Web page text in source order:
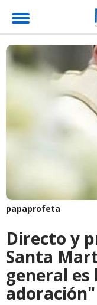
papaprofeta
Directo y
Santa
general
adoración"